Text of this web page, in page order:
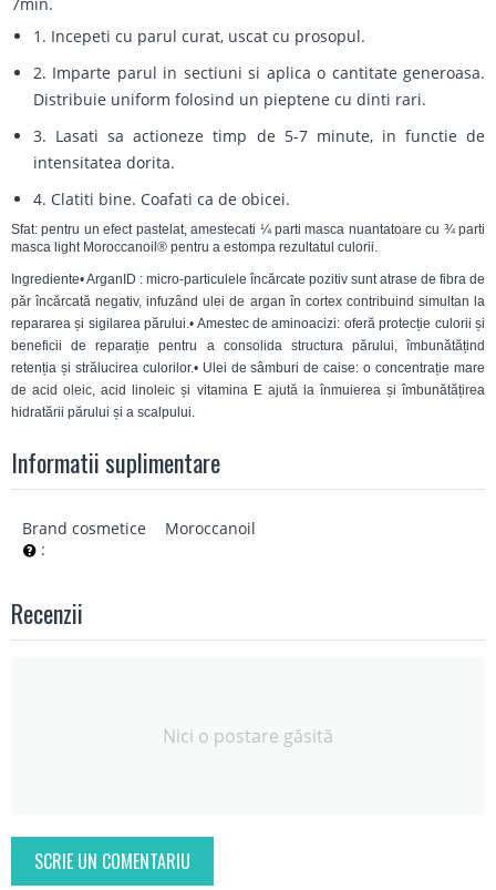
7min.
1. Incepeti cu parul curat, uscat cu prosopul.
2. Imparte parul in sectiuni si aplica o cantitate generoasa.
Distribuie uniform folosind un pieptene cu dinti rari.
3. Lasati sa actioneze timp de 5-7 minute, in functie de
intensitatea dorita.
4. Clatiti bine. Coafati ca de obicei.
Sfat: pentru un efect pastelat, amestecati ¼ parti masca nuantatoare cu ¾ parti
masca light Moroccanoil® pentru a estompa rezultatul culorii.
Ingrediente• ArganID : micro-particulele încărcate pozitiv sunt atrase de fibra de
păr încărcată negativ, infuzând ulei de argan în cortex contribuind simultan la
repararea și sigilarea părului.• Amestec de aminoacizi: oferă protecție culorii și
beneficii de reparație pentru a consolida structura părului, îmbunătățind
retenția și strălucirea culorilor.• Ulei de sâmburi de caise: o concentrație mare
de acid oleic, acid linoleic și vitamina E ajută la înmuierea și îmbunătățirea
hidratării părului și a scalpului.
Informatii suplimentare
Brand cosmetice
:
Moroccanoil
Recenzii
Nici o postare găsită
SCRIE UN COMENTARIU